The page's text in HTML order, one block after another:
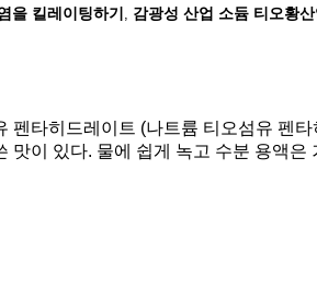
을 킬레이팅하기 , 감광성 산업 소듐 티오황산
타히드레이트 (나트륨 티오섬유 펜
이 있다. 물에 쉽게 녹고 수분 용액